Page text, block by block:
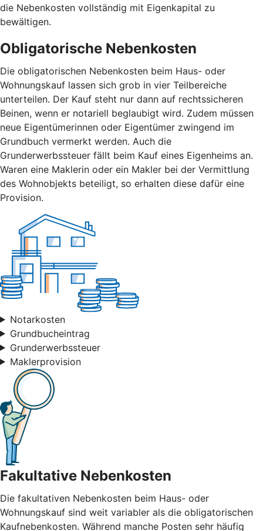
die Nebenkosten vollständig mit Eigenkapital zu
bewältigen.
Obligatorische Nebenkosten
Die obligatorischen Nebenkosten beim Haus- oder
Wohnungskauf lassen sich grob in vier Teilbereiche
unterteilen. Der Kauf steht nur dann auf rechtssicheren
Beinen, wenn er notariell beglaubigt wird. Zudem müssen
neue Eigentümerinnen oder Eigentümer zwingend im
Grundbuch vermerkt werden. Auch die
Grunderwerbssteuer fällt beim Kauf eines Eigenheims an.
Waren eine Maklerin oder ein Makler bei der Vermittlung
des Wohnobjekts beteiligt, so erhalten diese dafür eine
Provision.
Notarkosten
Grundbucheintrag
Grunderwerbssteuer
Maklerprovision
Fakultative Nebenkosten
Die fakultativen Nebenkosten beim Haus- oder
Wohnungskauf sind weit variabler als die obligatorischen
Kaufnebenkosten. Während manche Posten sehr häufig